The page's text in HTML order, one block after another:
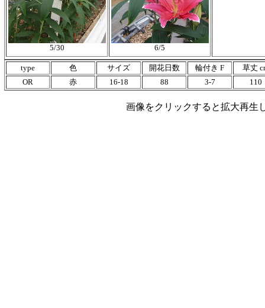
5/30 6/5
type 色 サイズ 開花日数 輪付き F
草丈
OR
赤 16-18 88 3-7 110
画像をクリックすると拡大再生